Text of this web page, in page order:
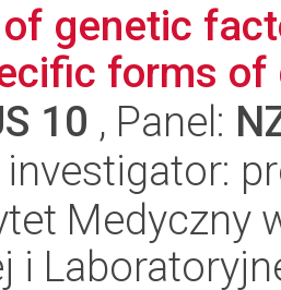
genetic
forms of
10 , Panel:
Medyczny
i